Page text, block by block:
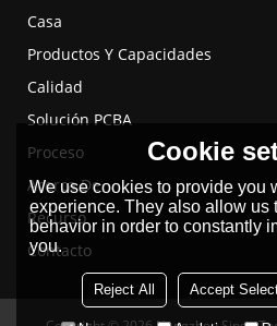
Casa
Productos Y Capacidades
Calidad
Solución PCBA
Proceso
Acerca De
Recurso
Contacto
Cookie
We use cookies to provide you
experience. They also allow us
behavior in order to constantly
you.
Reject All Accept